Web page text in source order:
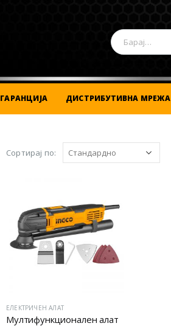
ГАРАНЦИЈА ДИСТРИБУТИВНА МРЕЖА
Сортирај по:
ЕЛЕКТРИЧЕН АЛАТ
Мултифункционален алат